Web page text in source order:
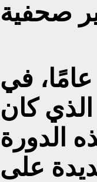
يونس محمود، 43 عامًا، في
كان
الدورة
على